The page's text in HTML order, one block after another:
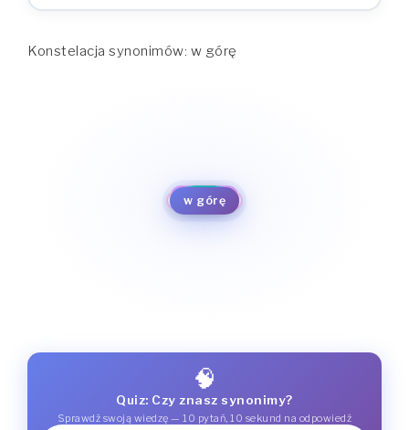
Konstelacja synonimów: w górę
w górę
do góry
powyżej
na piętrze
w górze
nad
ponad
na wprost
pionowo
prosto
w prostej linii
wertykalnie
🧠
Quiz: Czy znasz synonimy?
Sprawdź swoją wiedzę — 10 pytań, 10 sekund na odpowiedź